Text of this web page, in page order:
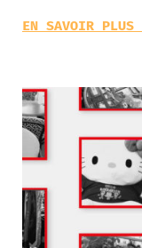
EN SAVOIR PLUS